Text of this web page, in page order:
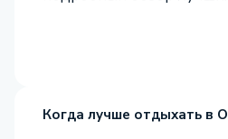
Когда лучше отдыхать в